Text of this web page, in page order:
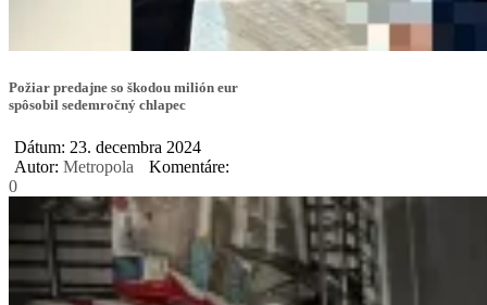
Požiar predajne so škodou milión eur
spôsobil sedemročný chlapec
Dátum: 23. decembra 2024
Autor: Metropola
Komentáre:
0